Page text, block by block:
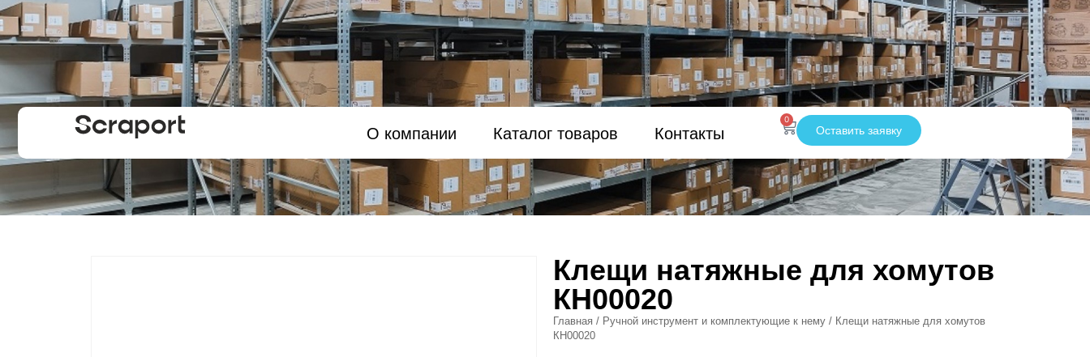
О компании Каталог товаров Контакты
0
Оставить заявку
Клещи натяжные для хомутов
КН00020
Главная / Ручной инструмент и комплектующие к нему / Клещи натяжные для хомутов
КН00020